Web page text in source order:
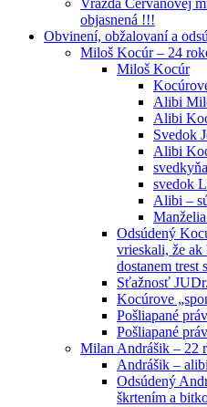
objasnená !!!
Obvinení, obžalovaní a
Miloš Kocúr – 24
Miloš Kocúr
Alibi
Alibi
Svedok
Alibi
svedok
Alibi –
Odsúdený
vrieskali, že
dostanem trest
Sťažnosť
Kocúrove
Pošliapané
Pošliapané
Milan Andrášik – 22
Andrášik – alibi
Odsúdený
škrtením a